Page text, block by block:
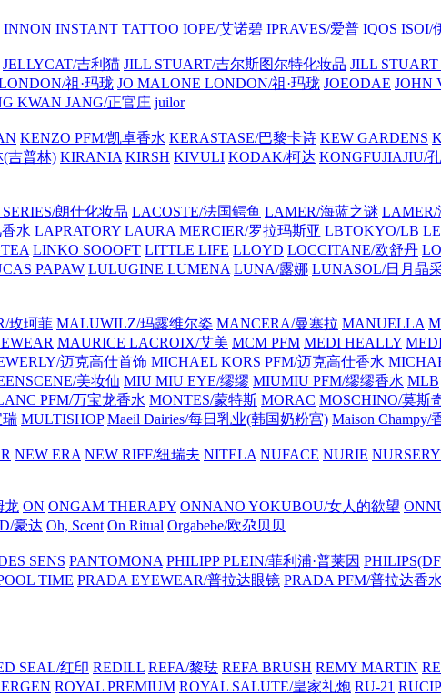
INNON INSTANT TATTOO IOPE/艾诺碧 IPRAVES/爱普 IQOS ISOI/
JELLYCAT/吉利猫 JILL STUART/吉尔斯图尔特化妆品 JILL
祖·玛珑 JO MALONE LONDON/祖·玛珑 JOEODAE JOHN
KWAN JANG/正官庄 juilor
KENZO PFM/凯卓香水 KERASTASE/巴黎卡诗 KEW GARDENS
吉普林) KIRANIA KIRSH KIVULI KODAK/柯达 KONGFUJIAJIU/
朗仕化妆品 LACOSTE/法国鳄鱼 LAMER/海蓝之谜 LAMER/
水 LAPRATORY LAURA MERCIER/罗拉玛斯亚 LBTOKYO/LB
LINKO SOOOFT LITTLE LIFE LLOYD LOCCITANE/欧舒丹
PAPAW LULUGINE LUMENA LUNA/露娜 LUNASOL/日月晶
玫珂菲 MALUWILZ/玛露维尔姿 MANCERA/曼塞拉 MANUELLA
MAURICE LACROIX/艾美 MCM PFM MEDI HEALLY
迈克高仕首饰 MICHAEL KORS PFM/迈克高仕香水
美妆仙 MIU MIU EYE/缪缪 MIUMIU PFM/缪缪香水 MLB
PFM/万宝龙香水 MONTES/蒙特斯 MORAC MOSCHINO/莫斯
瑞 MULTISHOP Maeil Dairies/每日乳业(韩国奶粉宫) Maison Champy/
NEW ERA NEW RIFF/纽瑞夫 NITELA NUFACE NURIE
龙 ON ONGAM THERAPY ONNANO YOKUBOU/女人的欲望
豪达 Oh, Scent On Ritual Orgabebe/欧尕贝贝
SENS PANTOMONA PHILIPP PLEIN/菲利浦·普莱因
TIME PRADA EYEWEAR/普拉达眼镜 PRADA PFM/普拉达香水
SEAL/红印 REDILL REFA/黎珐 REFA BRUSH REMY MARTIN
ROYAL PREMIUM ROYAL SALUTE/皇家礼炮 RU-21